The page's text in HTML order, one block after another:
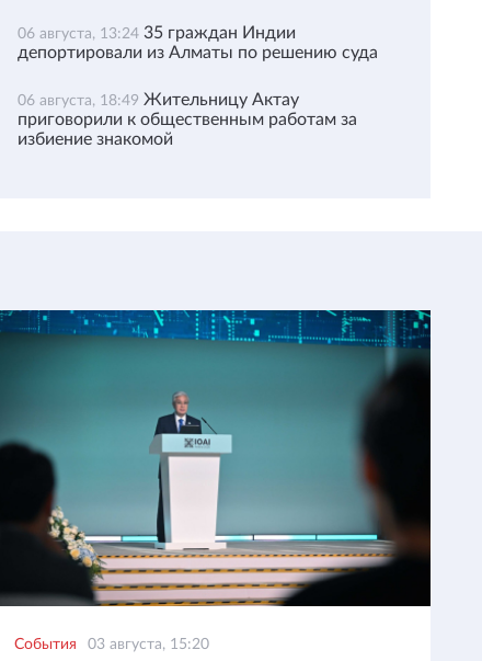
06 августа, 13:24 35 граждан Индии
депортировали из Алматы по решению суда
06 августа, 18:49 Жительницу Актау
приговорили к общественным работам за
избиение знакомой
События 03 августа, 15:20